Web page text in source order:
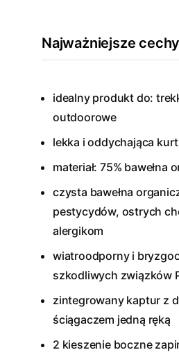
Najważniejsze
idealny produkt do:
outdoorowe
lekka i oddychająca
materiał: 75%
czysta bawełna
pestycydów, ostrych
alergikom
wiatroodporny i
szkodliwych związków
zintegrowany kaptur z
ściągaczem jedną ręką
2 kieszenie boczne